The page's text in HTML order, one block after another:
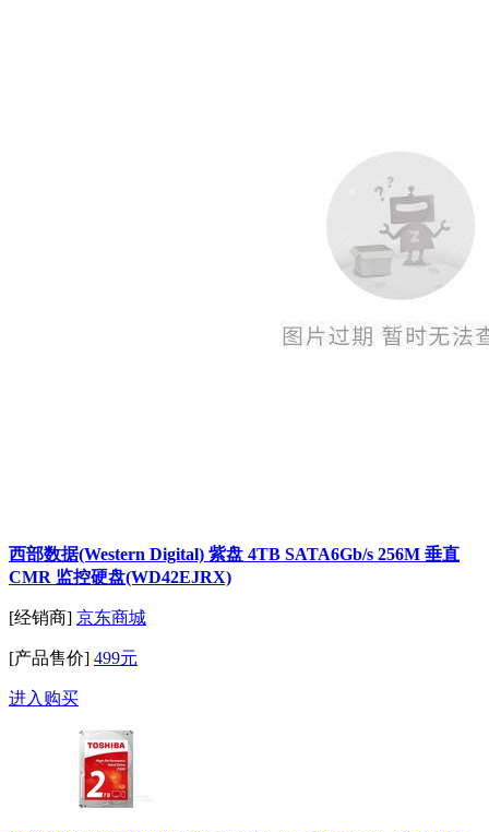
西部数据(Western Digital) 紫盘 4TB SATA6Gb/s 256M 垂直
CMR 监控硬盘(WD42EJRX)
[经销商] 京东商城
[产品售价] 499元
进入购买